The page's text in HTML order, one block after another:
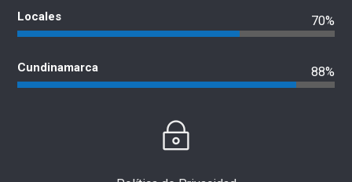
Locales 70%
Cundinamarca 88%